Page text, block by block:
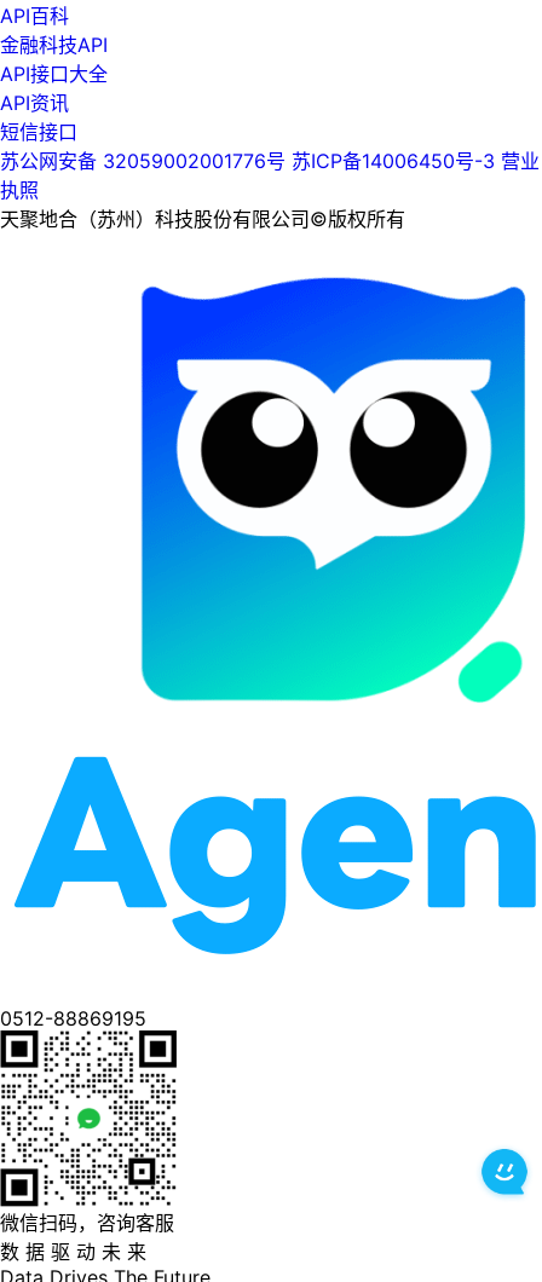
API百科
金融科技API
API接口大全
API资讯
短信接口
苏公网安备 32059002001776号 苏ICP备14006450号-3 营业
执照
天聚地合（苏州）科技股份有限公司©版权所有
0512-88869195
微信扫码，咨询客服
数 据 驱 动 未 来
Data Drives The Future